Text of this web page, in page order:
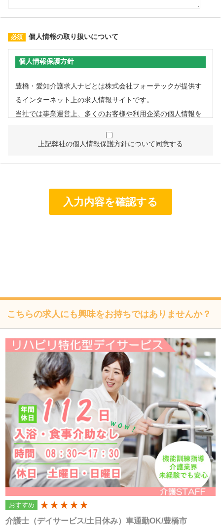
個人情報の取り扱いについて
個人情報保護方針
豊橋・愛知介護求人ナビとは株式会社フォーテックが提供す
るインターネット上の求人情報サイトです。
当社では事業運営上、多くのお客様や利用企業の個人情報を
して責任ある対応を実現するものとします。
個人情報は、適法かつ適正な方法で取得します。
個人情報の取扱いについて
株式会社フォーテック（以下「当社」といいます）は、当プ
ライバシーポリシーを掲示し、当プライバシーポリシーに準
拠して提供されるサービス（以下「本サービス」といいま
す）の利用企業・団体等（以下「利用企業等」といいます）
および本サービスをご利用になる方（以下「ユーザー」とい
います）のプライバシーを尊重し、ユーザーの個人情報の管
理に細心の注意を払い、これを取扱うものとします。
個人情報の利用目的
個人情報の利用目的は以下の通りです。利用目的を超えて利
上記弊社の個人情報保護方針について同意する
こちらの求人にも興味をお持ちではありませんか？
介護士（デイサービス/土日休み）車通勤OK/豊橋市
おすすめ
200